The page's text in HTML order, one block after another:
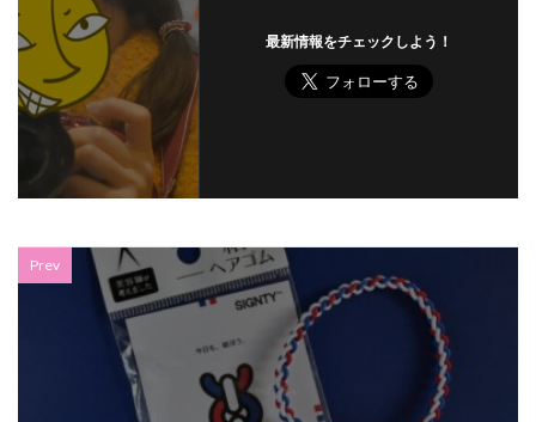
最新情報をチェックしよう！
Prev